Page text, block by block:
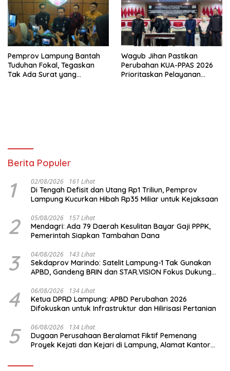
Pemprov Lampung Bantah
Tuduhan Fokal, Tegaskan
Tak Ada Surat yang
Wagub Jihan Pastikan
Perubahan KUA-PPAS 2026
Prioritaskan Pelayanan
Berita Populer
1 02/08/2026 161 Lihat
Di Tengah Defisit dan Utang Rp1 Triliun, Pemprov
Lampung Kucurkan Hibah Rp35 Miliar untuk Kejaksaan
2 05/08/2026 157 Lihat
Mendagri: Ada 79 Daerah Kesulitan Bayar Gaji PPPK,
Pemerintah Siapkan Tambahan Dana
3 04/08/2026 143 Lihat
Sekdaprov Marindo: Satelit Lampung-1 Tak Gunakan
APBD, Gandeng BRIN dan STAR.VISION Fokus Dukung
4 06/08/2026 134 Lihat
Ketua DPRD Lampung: APBD Perubahan 2026
Difokuskan untuk Infrastruktur dan Hilirisasi Pertanian
5 06/08/2026 134 Lihat
Dugaan Perusahaan Beralamat Fiktif Pemenang
Proyek Kejati dan Kejari di Lampung, Alamat Kantor
PKPCK Disorot